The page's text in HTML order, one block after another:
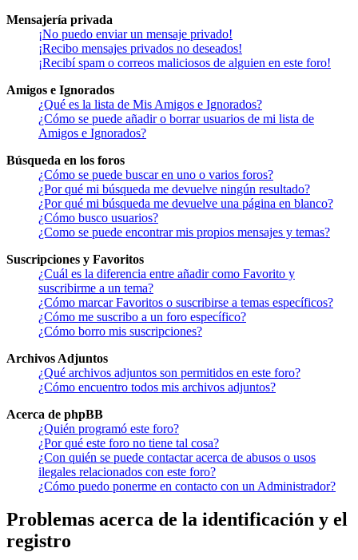
Mensajería privada
¡No puedo enviar un mensaje privado!
¡Recibo mensajes privados no deseados!
¡Recibí spam o correos maliciosos de alguien en este foro!
Amigos e Ignorados
¿Qué es la lista de Mis Amigos e Ignorados?
¿Cómo se puede añadir o borrar usuarios de mi lista de
Amigos e Ignorados?
Búsqueda en los foros
¿Cómo se puede buscar en uno o varios foros?
¿Por qué mi búsqueda me devuelve ningún resultado?
¿Por qué mi búsqueda me devuelve una página en blanco?
¿Cómo busco usuarios?
¿Como se puede encontrar mis propios mensajes y temas?
Suscripciones y Favoritos
¿Cuál es la diferencia entre añadir como Favorito y
suscribirme a un tema?
¿Cómo marcar Favoritos o suscribirse a temas específicos?
¿Cómo me suscribo a un foro específico?
¿Cómo borro mis suscripciones?
Archivos Adjuntos
¿Qué archivos adjuntos son permitidos en este foro?
¿Cómo encuentro todos mis archivos adjuntos?
Acerca de phpBB
¿Quién programó este foro?
¿Por qué este foro no tiene tal cosa?
¿Con quién se puede contactar acerca de abusos o usos
ilegales relacionados con este foro?
¿Cómo puedo ponerme en contacto con un Administrador?
Problemas acerca de la identificación y el
registro